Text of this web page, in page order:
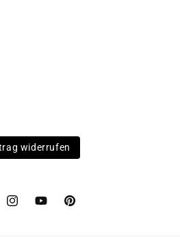
widerrufen
InstagramYouTubePinterest